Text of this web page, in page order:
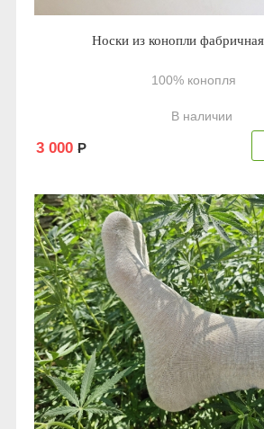
Носки из конопли
100% конопля
В наличии
3 000 Р